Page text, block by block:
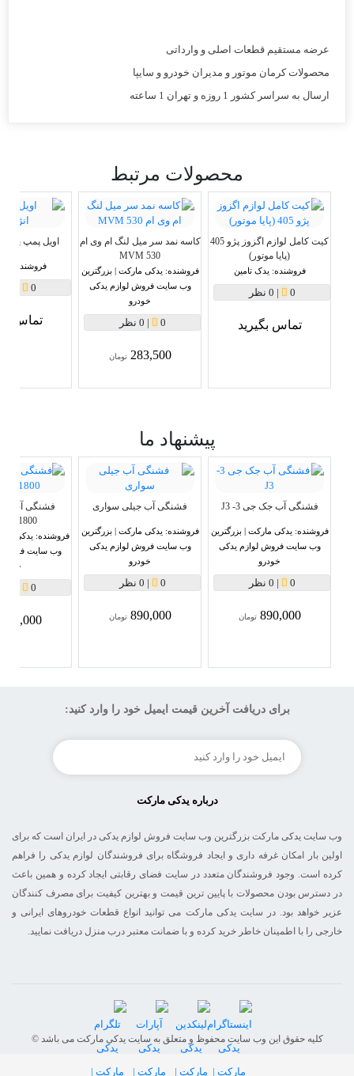
عرضه مستقیم قطعات اصلی و وارداتی
محصولات کرمان موتور و مدیران خودرو و سایپا
ارسال به سراسر کشور 1 روزه و تهران 1 ساعته
محصولات مرتبط
کیت کامل لوازم اگزوز پژو 405
(پایا موتور)
فروشنده: یدک تامین
0
| 0 نظر
تماس بگیرید
کاسه نمد سر میل لنگ ام وی ام
MVM 530
فروشنده: یدکی مارکت | بزرگترین
وب سایت فروش لوازم یدکی
خودرو
0
| 0 نظر
283,500 تومان
اویل پمپ
فروشنده:
0
تماس
پیشنهاد ما
فشنگی آب جک جی 3- J3
فروشنده: یدکی مارکت | بزرگترین
وب سایت فروش لوازم یدکی
خودرو
0
| 0 نظر
890,000 تومان
فشنگی آب جیلی سواری
فروشنده: یدکی مارکت | بزرگترین
وب سایت فروش لوازم یدکی
خودرو
0
| 0 نظر
890,000 تومان
1800سی سی
فروشنده: یدکی
وب سایت فروش
خودرو
0
890,000
برای دریافت آخرین قیمت ایمیل خود را وارد کنید:
درباره یدکی مارکت
وب سایت یدکی مارکت بزرگترین وب سایت فروش لوازم یدکی در ایران است که برای
اولین بار امکان غرفه داری و ایجاد فروشگاه برای فروشندگان لوازم یدکی را فراهم
کرده است. وجود فروشندگان متعدد در سایت فضای رقابتی ایجاد کرده و همین باعث
در دسترس بودن محصولات با پایین ترین قیمت و بهترین کیفیت برای مصرف کنندگان
عزیر خواهد بود. در سایت یدکی مارکت می توانید انواع قطعات خودروهای ایرانی و
خارجی را با اطمینان خاطر خرید کرده و با ضمانت معتبر درب منزل دریافت نمایید.
© کلیه حقوق این وب سایت محفوظ و متعلق به سایت یدکی مارکت می باشد